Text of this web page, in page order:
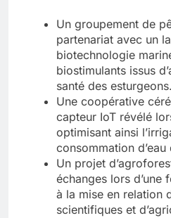
Un groupement de
partenariat avec un
biotechnologie
biostimulants issus
santé des esturgeons.
Une coopérative
capteur IoT révélé
optimisant ainsi
consommation
Un projet
échanges lors
à la mise en relation
scientifiques et